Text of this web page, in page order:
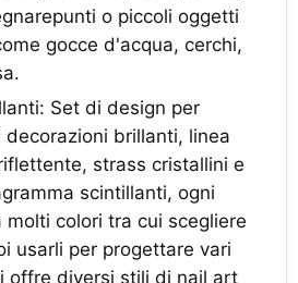
o piccoli oggetti
gocce d'acqua, cerchi,
Set di design per
decorazioni brillanti, linea
strass cristallini e
scintillanti, ogni
molti colori tra cui scegliere
usarli per progettare vari
offre diversi stili di nail art